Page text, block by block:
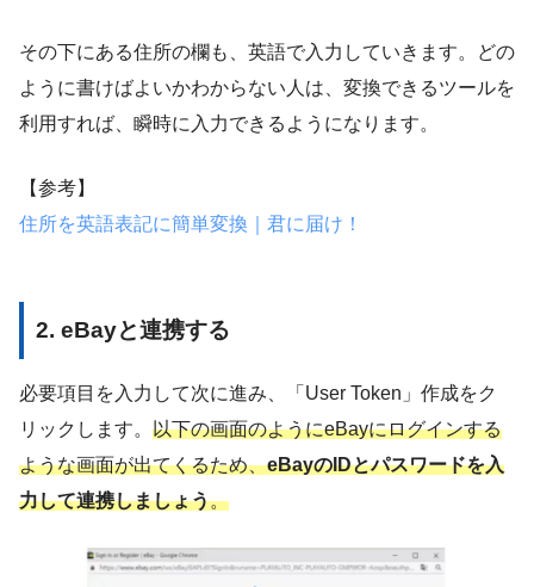
その下にある住所の欄も、英語で入力していきます。どの
ように書けばよいかわからない人は、変換できるツールを
利用すれば、瞬時に入力できるようになります。
【参考】
住所を英語表記に簡単変換｜君に届け！
2. eBayと連携する
必要項目を入力して次に進み、「User Token」作成をク
リックします。 以下の画面のようにeBayにログインする
ような画面が出てくるため、eBayのIDとパスワードを入
力して連携しましょう。